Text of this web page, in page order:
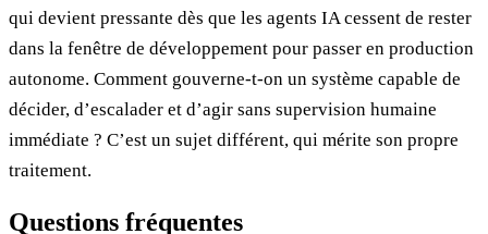
qui devient pressante dès que les agents IA cessent de rester
dans la fenêtre de développement pour passer en production
autonome. Comment gouverne-t-on un système capable de
décider, d’escalader et d’agir sans supervision humaine
immédiate ? C’est un sujet différent, qui mérite son propre
traitement.
Questions fréquentes